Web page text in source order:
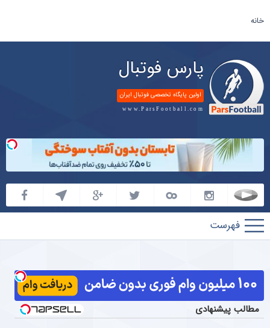
خانه
پارس فوتبال
اولین پایگاه تخصصی فوتبال ایران
www.ParsFootball.com
پارس
فوتبال
مطالب پیشنهادی